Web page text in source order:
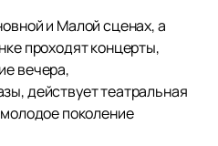
и Малой сценах, а
проходят концерты,
вечера,
действует театральная
поколение